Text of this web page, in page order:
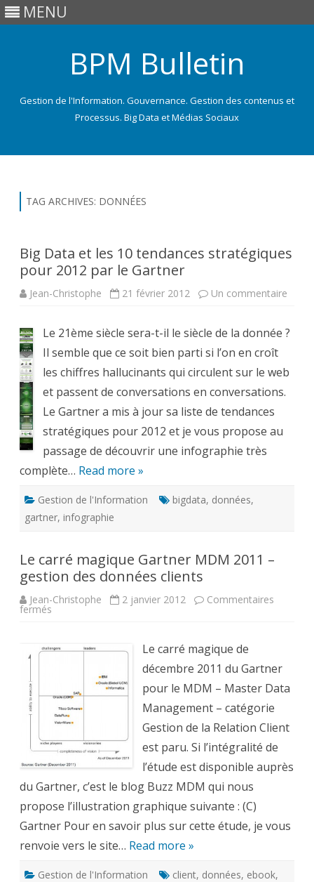
MENU
BPM Bulletin
Gestion de l'Information. Gouvernance. Gestion des contenus et
Processus. Big Data et Médias Sociaux
TAG ARCHIVES: DONNÉES
Big Data et les 10 tendances stratégiques
pour 2012 par le Gartner
Jean-Christophe 21 février 2012 Un commentaire
les
10
pour
2012
Le 21ème siècle sera-t-il le siècle de la donnée ?
Il semble que ce soit bien parti si l’on en croît
les chiffres hallucinants qui circulent sur le web
et passent de conversations en conversations.
Le Gartner a mis à jour sa liste de tendances
stratégiques pour 2012 et je vous propose au
passage de découvrir une infographie très
complète… Read more »
Gestion de l'Information bigdata, données,
gartner, infographie
Le carré magique Gartner MDM 2011 –
gestion des données clients
Jean-Christophe 2 janvier 2012 Commentaires
fermés
Gartner
des
données
clients
Le carré magique de
décembre 2011 du Gartner
pour le MDM – Master Data
Management – catégorie
Gestion de la Relation Client
est paru. Si l’intégralité de
l’étude est disponible auprès
du Gartner, c’est le blog Buzz MDM qui nous
propose l’illustration graphique suivante : (C)
Gartner Pour en savoir plus sur cette étude, je vous
renvoie vers le site… Read more »
Gestion de l'Information client, données, ebook,